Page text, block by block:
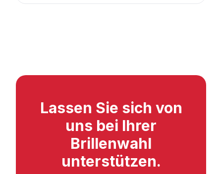
Lassen Sie sich von
uns bei Ihrer
Brillenwahl
unterstützen.